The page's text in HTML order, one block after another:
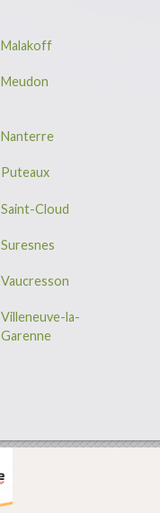
Malakoff
Meudon
Nanterre
Puteaux
Saint-Cloud
Suresnes
Vaucresson
Villeneuve-la-
Garenne